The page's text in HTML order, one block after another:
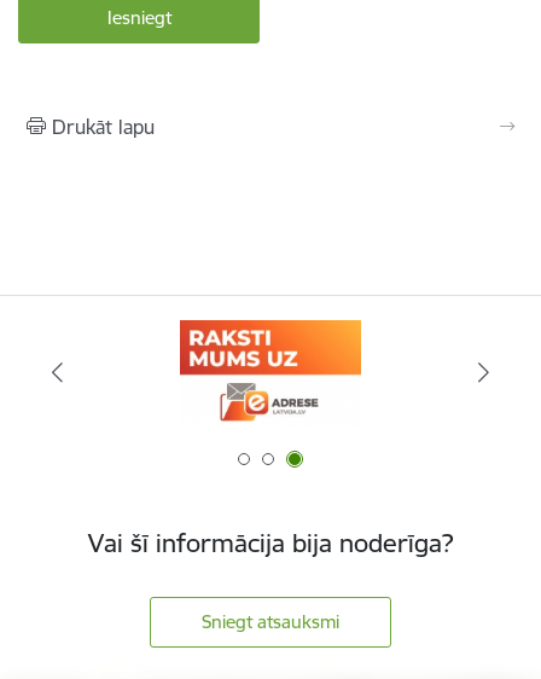
Drukāt lapu
Vai šī informācija bija noderīga?
Sniegt atsauksmi